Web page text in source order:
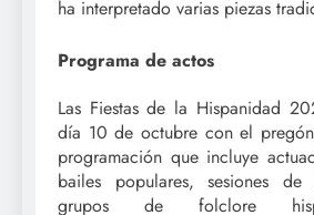
ha interpretado varias piezas
Programa de actos
Las Fiestas de la Hispanidad
día 10 de octubre con el
programación que incluye
bailes populares, sesiones
grupos de folclore